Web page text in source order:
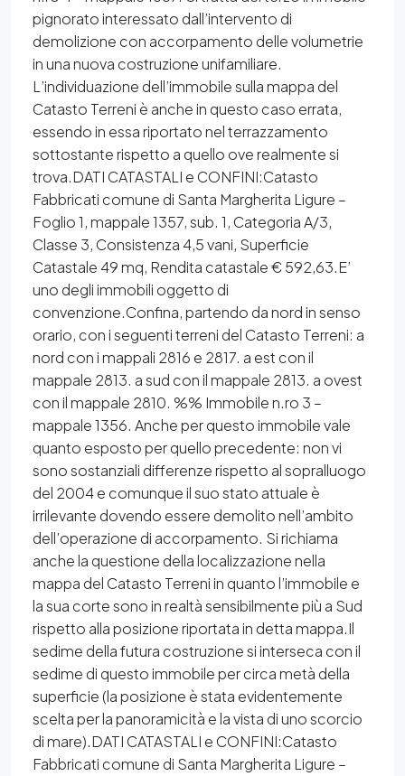
pignorato interessato dall’intervento di
demolizione con accorpamento delle volumetrie
in una nuova costruzione unifamiliare.
L’individuazione dell’immobile sulla mappa del
Catasto Terreni è anche in questo caso errata,
essendo in essa riportato nel terrazzamento
sottostante rispetto a quello ove realmente si
trova.DATI CATASTALI e CONFINI:Catasto
Fabbricati comune di Santa Margherita Ligure –
Foglio 1, mappale 1357, sub. 1, Categoria A/3,
Classe 3, Consistenza 4,5 vani, Superficie
Catastale 49 mq, Rendita catastale € 592,63.E’
uno degli immobili oggetto di
convenzione.Confina, partendo da nord in senso
orario, con i seguenti terreni del Catasto Terreni: a
nord con i mappali 2816 e 2817. a est con il
mappale 2813. a sud con il mappale 2813. a ovest
con il mappale 2810. %% Immobile n.ro 3 –
mappale 1356. Anche per questo immobile vale
quanto esposto per quello precedente: non vi
sono sostanziali differenze rispetto al sopralluogo
del 2004 e comunque il suo stato attuale è
irrilevante dovendo essere demolito nell’ambito
dell’operazione di accorpamento. Si richiama
anche la questione della localizzazione nella
mappa del Catasto Terreni in quanto l’immobile e
la sua corte sono in realtà sensibilmente più a Sud
rispetto alla posizione riportata in detta mappa.Il
sedime della futura costruzione si interseca con il
sedime di questo immobile per circa metà della
superficie (la posizione è stata evidentemente
scelta per la panoramicità e la vista di uno scorcio
di mare).DATI CATASTALI e CONFINI:Catasto
Fabbricati comune di Santa Margherita Ligure –